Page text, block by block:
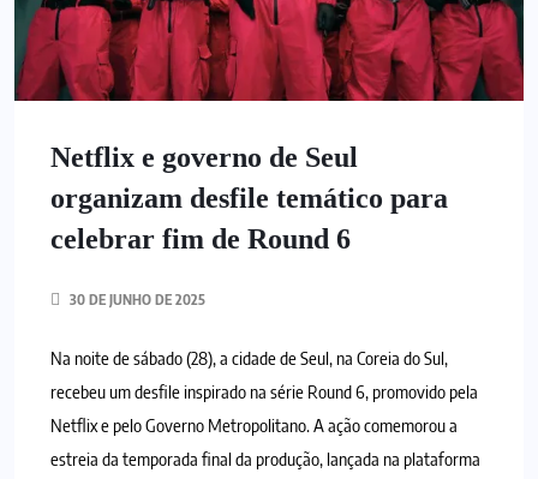
Netflix e governo de Seul
organizam desfile temático para
celebrar fim de Round 6
30 DE JUNHO DE 2025
Na noite de sábado (28), a cidade de Seul, na Coreia do Sul,
recebeu um desfile inspirado na série Round 6, promovido pela
Netflix e pelo Governo Metropolitano. A ação comemorou a
estreia da temporada final da produção, lançada na plataforma